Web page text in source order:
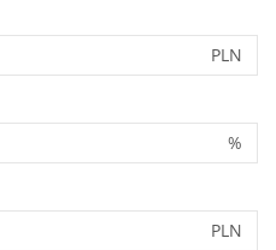
PLN
%
PLN